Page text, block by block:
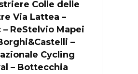
Colle delle
Via Lattea –
– ReStelvio Mapei
–
Cycling
– Bottecchia